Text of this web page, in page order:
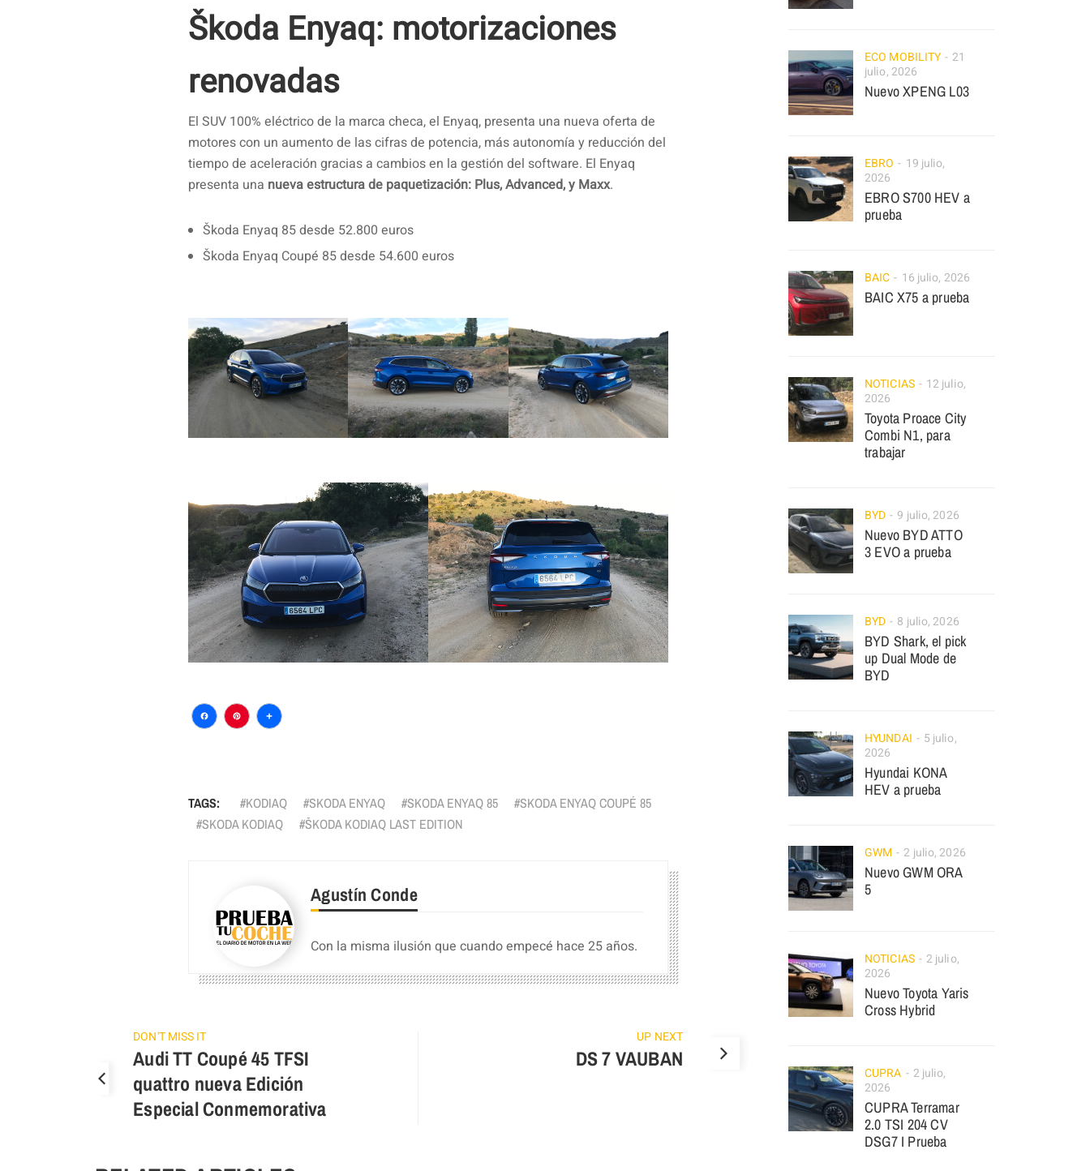
Škoda Enyaq: motorizaciones
renovadas
El SUV 100% eléctrico de la marca checa, el Enyaq, presenta una nueva oferta de
motores con un aumento de las cifras de potencia, más autonomía y reducción del
tiempo de aceleración gracias a cambios en la gestión del software. El Enyaq
presenta una nueva estructura de paquetización: Plus, Advanced, y Maxx.
Škoda Enyaq 85 desde 52.800 euros
Škoda Enyaq Coupé 85 desde 54.600 euros
Facebook
Pinterest
Compartir
TAGS: KODIAQ SKODA ENYAQ SKODA ENYAQ 85
SKODA ENYAQ COUPÉ 85
SKODA KODIAQ
ŠKODA KODIAQ LAST EDITION
Agustín Conde
Con la misma ilusión que cuando empecé hace 25 años.
DON'T MISS IT
Audi TT Coupé 45 TFSI
quattro nueva Edición
Especial Conmemorativa
UP NEXT
DS 7 VAUBAN
ECO MOBILITY
21
julio, 2026
Nuevo XPENG L03
EBRO
19 julio,
2026
EBRO S700 HEV a
prueba
BAIC 16 julio, 2026
BAIC X75 a prueba
NOTICIAS
12 julio,
2026
Toyota Proace City
Combi N1, para
trabajar
BYD 9 julio, 2026
Nuevo BYD ATTO
3 EVO a prueba
BYD 8 julio, 2026
BYD Shark, el pick
up Dual Mode de
BYD
HYUNDAI
5 julio,
2026
Hyundai KONA
HEV a prueba
GWM 2 julio, 2026
Nuevo GWM ORA
5
NOTICIAS
2 julio,
2026
Nuevo Toyota Yaris
Cross Hybrid
CUPRA
2 julio,
2026
CUPRA Terramar
2.0 TSI 204 CV
DSG7 I Prueba